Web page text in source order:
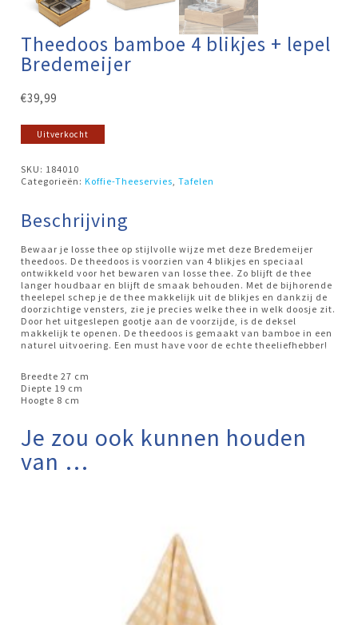
Theedoos bamboe 4 blikjes + lepel
Bredemeijer
€39,99
Uitverkocht
SKU: 184010
Categorieën:Koffie-Theeservies ,Tafelen
Beschrijving
Bewaar je losse thee op stijlvolle wijze met deze Bredemeijer
theedoos. De theedoos is voorzien van 4 blikjes en speciaal
ontwikkeld voor het bewaren van losse thee. Zo blijft de thee
langer houdbaar en blijft de smaak behouden. Met de bijhorende
theelepel schep je de thee makkelijk uit de blikjes en dankzij de
doorzichtige vensters, zie je precies welke thee in welk doosje zit.
Door het uitgeslepen gootje aan de voorzijde, is de deksel
makkelijk te openen. De theedoos is gemaakt van bamboe in een
naturel uitvoering. Een must have voor de echte theeliefhebber!
Breedte 27 cm
Diepte 19 cm
Hoogte 8 cm
Je zou ook kunnen houden
van …